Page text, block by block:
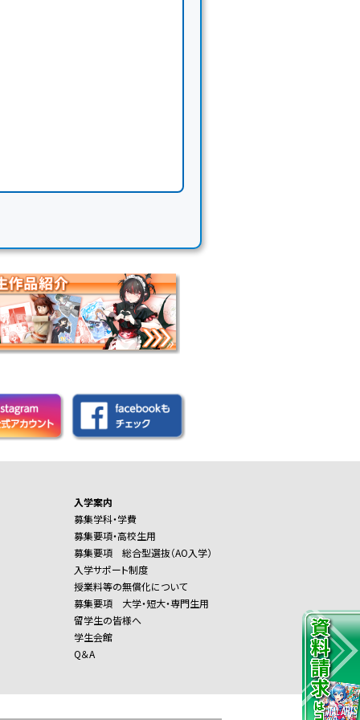
入学案内
募集学科・学費
募集要項・高校生用
募集要項 総合型選抜（AO入学）
入学サポート制度
授業料等の無償化について
募集要項 大学・短大・専門生用
留学生の皆様へ
学生会館
Q＆A